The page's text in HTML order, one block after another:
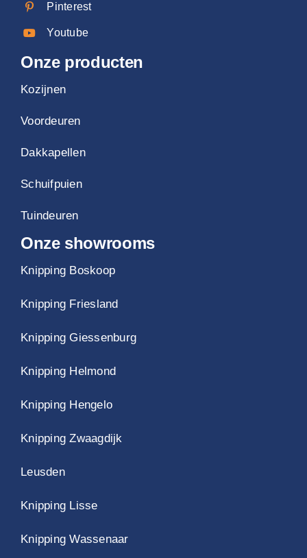
Pinterest
Youtube
Onze producten
Kozijnen
Voordeuren
Dakkapellen
Schuifpuien
Tuindeuren
Onze showrooms
Knipping Boskoop
Knipping Friesland
Knipping Giessenburg
Knipping Helmond
Knipping Hengelo
Knipping Zwaagdijk
Leusden
Knipping Lisse
Knipping Wassenaar